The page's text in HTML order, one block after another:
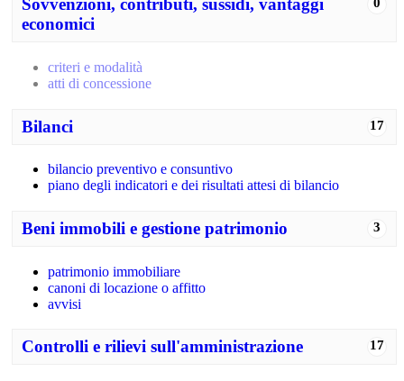
Sovvenzioni, contributi, sussidi, vantaggi
economici
criteri e modalità
atti di concessione
17
Bilanci
bilancio preventivo e consuntivo
piano degli indicatori e dei risultati attesi di bilancio
3
Beni immobili e gestione patrimonio
patrimonio immobiliare
canoni di locazione o affitto
avvisi
17
Controlli e rilievi sull'amministrazione